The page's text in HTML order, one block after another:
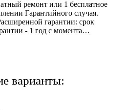
ремонт или 1 бесплатное
Гарантийного случая.
гарантии: срок
- 1 год с момента…
варианты: